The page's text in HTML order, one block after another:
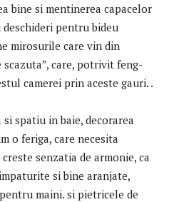
bine si mentinerea capacelor
deschideri pentru bideu
mirosurile care vin din
scazuta”, care, potrivit feng-
camerei prin aceste gauri. .
spatiu in baie, decorarea
o feriga, care necesita
senzatia de armonie, ca
si bine aranjate,
maini. si pietricele de